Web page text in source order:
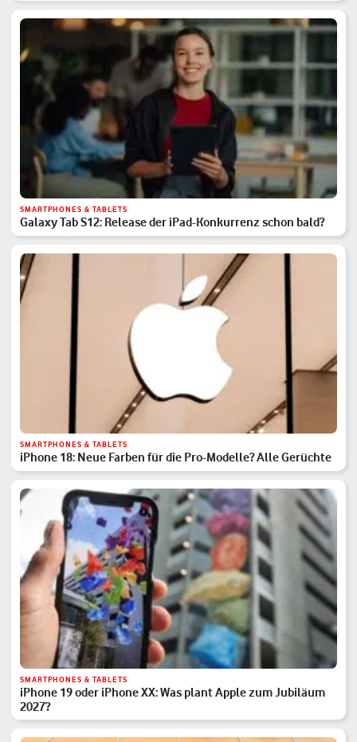
SMARTPHONES & TABLETS
Galaxy Tab S12: Release der iPad-Konkurrenz schon bald?
SMARTPHONES & TABLETS
iPhone 18: Neue Farben für die Pro-Modelle? Alle Gerüchte
SMARTPHONES & TABLETS
iPhone 19 oder iPhone XX: Was plant Apple zum Jubiläum
2027?